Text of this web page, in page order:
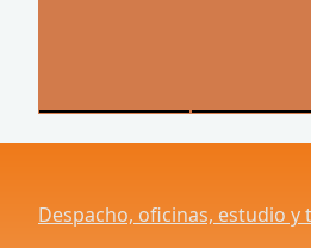
Despacho, oficinas, estudio y